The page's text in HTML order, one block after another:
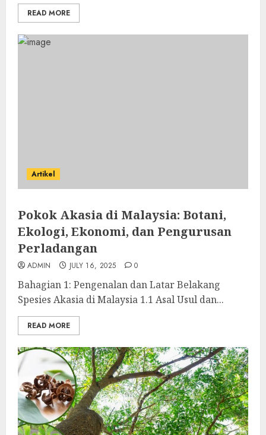
READ MORE
Artikel
Pokok Akasia di Malaysia: Botani,
Ekologi, Ekonomi, dan Pengurusan
Perladangan
ADMIN JULY 16, 2025 0
Bahagian 1: Pengenalan dan Latar Belakang
Spesies Akasia di Malaysia 1.1 Asal Usul dan...
READ MORE